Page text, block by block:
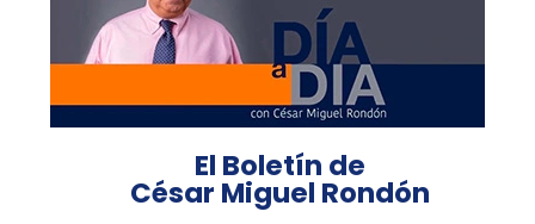
El Boletín de
César Miguel Rondón